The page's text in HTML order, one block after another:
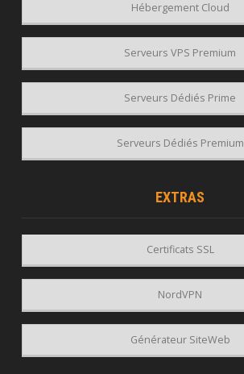
Hébergement Cloud
Serveurs VPS Premium
Serveurs Dédiés Prime
Serveurs Dédiés Premium
EXTRAS
Certificats SSL
Générateur SiteWeb
NordVPN